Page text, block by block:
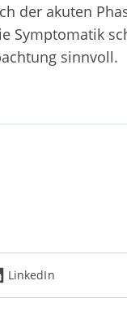
der akuten
Symptomatik
sinnvoll.
LinkedIn